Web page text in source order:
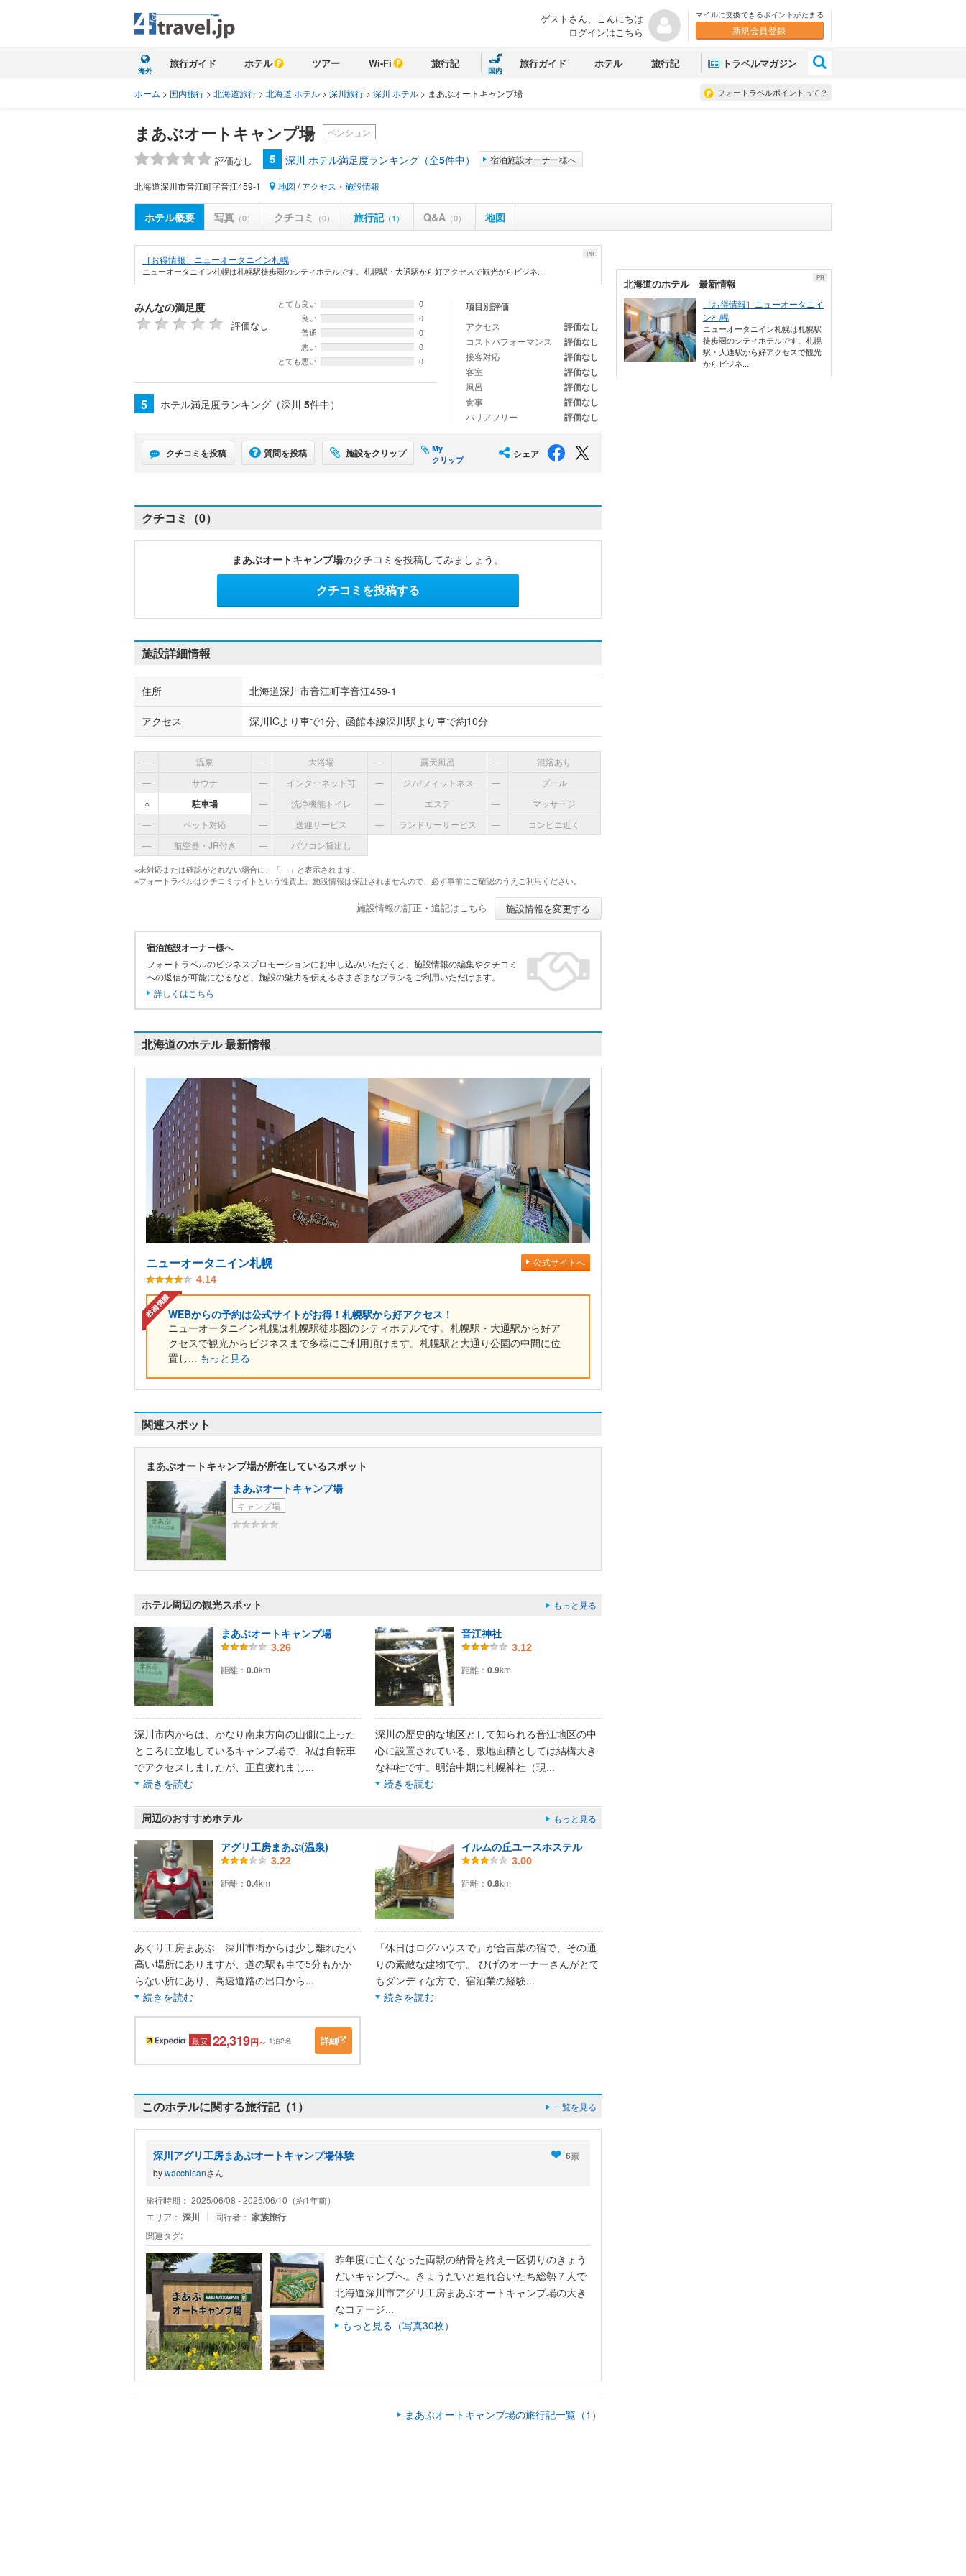
ゲストさん、こんにちは
ログインはこちら
マイルに交換できるポイントがたまる
新規会員登録
海外
旅行ガイド ホテル ツアー Wi-Fi 旅行記
国内
旅行ガイド ホテル 旅行記 トラベルマガジン
フォートラベルポイントって？
ホーム > 国内旅行 > 北海道旅行 > 北海道 ホテル > 深川旅行 > 深川 ホテル > まあぶオートキャンプ場
まあぶオートキャンプ場 ペンション
評価なし 5 深川 ホテル満足度ランキング（全5件中） 宿泊施設オーナー様へ
北海道深川市音江町字音江459-1 地図 /アクセス・施設情報
ホテル概要 写真 （0） クチコミ （0） 旅行記（1） Q&A （0） 地図
PR
［お得情報］ニューオータニイン札幌
ニューオータニイン札幌は札幌駅徒歩圏のシティホテルです。札幌駅・大通駅から好アクセスで観光からビジネ...
みんなの満足度
評価なし
とても良い
0
良い
0
普通
0
悪い
0
とても悪い
0
5 ホテル満足度ランキング（深川 5件中）
項目別評価
アクセス 評価なし
コストパフォーマンス 評価なし
接客対応 評価なし
客室 評価なし
風呂 評価なし
食事 評価なし
バリアフリー 評価なし
クチコミを投稿 質問を投稿 施設をクリップ
My
クリップ
シェア
クチコミ（0）
まあぶオートキャンプ場のクチコミを投稿してみましょう。
クチコミを投稿する
施設詳細情報
住所 北海道深川市音江町字音江459-1
アクセス 深川ICより車で1分、函館本線深川駅より車で約10分
― 温泉 ― 大浴場 ― 露天風呂 ―
混浴あり
―
サウナ ― インターネット可 ― ジム/フィットネス ―
プール
○
駐車場 ― 洗浄機能トイレ ― エステ ―
マッサージ
―
ペット対応 ― 送迎サービス ― ランドリーサービス ―
コンビニ近く
―
航空券・JR付き ― パソコン貸出し
※未対応または確認がとれない場合に、「―」と表示されます。
※フォートラベルはクチコミサイトという性質上、施設情報は保証されませんので、必ず事前にご確認のうえご利用ください。
施設情報を変更する
施設情報の訂正・追記はこちら
宿泊施設オーナー様へ
フォートラベルのビジネスプロモーションにお申し込みいただくと、施設情報の編集やクチコミ
への返信が可能になるなど、施設の魅力を伝えるさまざまなプランをご利用いただけます。
詳しくはこちら
北海道のホテル 最新情報
ニューオータニイン札幌 公式サイトへ
4.14
WEBからの予約は公式サイトがお得！札幌駅から好アクセス！
ニューオータニイン札幌は札幌駅徒歩圏のシティホテルです。札幌駅・大通駅から好ア
クセスで観光からビジネスまで多様にご利用頂けます。札幌駅と大通り公園の中間に位
置し... もっと見る
関連スポット
まあぶオートキャンプ場が所在しているスポット
まあぶオートキャンプ場
キャンプ場
ホテル周辺の観光スポット もっと見る
まあぶオートキャンプ場
3.26
距離： 0.0km
深川市内からは、かなり南東方向の山側に上った
ところに立地しているキャンプ場で、私は自転車
でアクセスしましたが、正直疲れまし...
続きを読む
音江神社
3.12
距離： 0.9km
深川の歴史的な地区として知られる音江地区の中
心に設置されている、敷地面積としては結構大き
な神社です。明治中期に札幌神社（現...
続きを読む
周辺のおすすめホテル もっと見る
アグリ工房まあぶ(温泉)
3.22
距離： 0.4km
あぐり工房まあぶ 深川市街からは少し離れた小
高い場所にありますが、道の駅も車で5分もかか
らない所にあり、高速道路の出口から...
続きを読む
最安 22,319円～ 1泊2名 詳細
イルムの丘ユースホステル
3.00
距離： 0.8km
「休日はログハウスで」が合言葉の宿で、その通
りの素敵な建物です。 ひげのオーナーさんがとて
もダンディな方で、宿泊業の経験...
続きを読む
このホテルに関する旅行記（1） 一覧を見る
深川アグリ工房まあぶオートキャンプ場体験 6票
bywacchisanさん
旅行時期： 2025/06/08 - 2025/06/10（約1年前）
エリア： 深川 同行者： 家族旅行
関連タグ:
昨年度に亡くなった両親の納骨を終え一区切りのきょう
だいキャンプへ。きょうだいと連れ合いたち総勢７人で
北海道深川市アグリ工房まあぶオートキャンプ場の大き
なコテージ...
もっと見る（写真30枚）
まあぶオートキャンプ場の旅行記一覧（1）
PR
北海道のホテル 最新情報
［お得情報］ニューオータニイ
ン札幌
ニューオータニイン札幌は札幌駅
徒歩圏のシティホテルです。札幌
駅・大通駅から好アクセスで観光
からビジネ...